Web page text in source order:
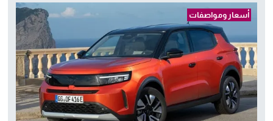
أسعار ومواصفات